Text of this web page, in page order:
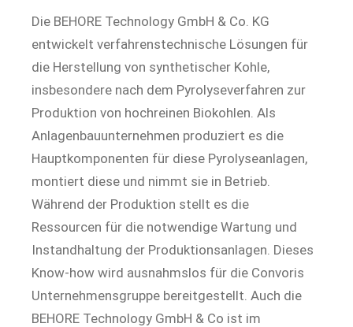
Die BEHORE Technology GmbH & Co. KG
entwickelt verfahrenstechnische Lösungen für
die Herstellung von synthetischer Kohle,
insbesondere nach dem Pyrolyseverfahren zur
Produktion von hochreinen Biokohlen. Als
Anlagenbauunternehmen produziert es die
Hauptkomponenten für diese Pyrolyseanlagen,
montiert diese und nimmt sie in Betrieb.
Während der Produktion stellt es die
Ressourcen für die notwendige Wartung und
Instandhaltung der Produktionsanlagen. Dieses
Know-how wird ausnahmslos für die Convoris
Unternehmensgruppe bereitgestellt. Auch die
BEHORE Technology GmbH & Co ist im